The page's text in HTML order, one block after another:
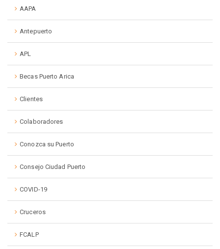
AAPA
Antepuerto
APL
Becas Puerto Arica
Clientes
Colaboradores
Conozca su Puerto
Consejo Ciudad Puerto
COVID-19
Cruceros
FCALP